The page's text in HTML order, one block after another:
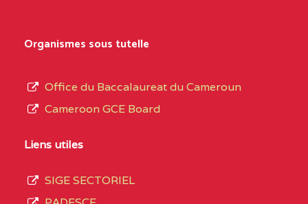
CENTRE
COLLEGE PRIVE LAIC
SAINT MICHEL
CENTRE
du
de
Organismes sous tutelle
Office du Baccalaureat du Cameroun
Cameroon GCE Board
Liens utiles
SIGE SECTORIEL